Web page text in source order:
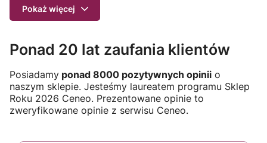
Pokaż więcej
Ponad 20 lat zaufania klientów
Posiadamy ponad 8000 pozytywnych opinii o
naszym sklepie. Jesteśmy laureatem programu Sklep
Roku 2026 Ceneo. Prezentowane opinie to
zweryfikowane opinie z serwisu Ceneo.